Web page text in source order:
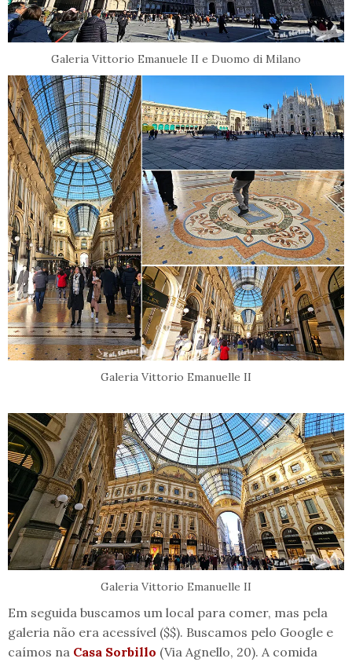
Galeria Vittorio Emanuele II e Duomo di Milano
Galeria Vittorio Emanuelle II
Galeria Vittorio Emanuelle II
Em seguida buscamos um local para comer, mas pela
galeria não era acessível ($$). Buscamos pelo Google e
caímos na Casa Sorbillo (Via Agnello, 20). A comida